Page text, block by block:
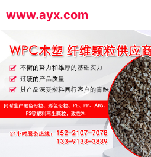
www.ayx.com